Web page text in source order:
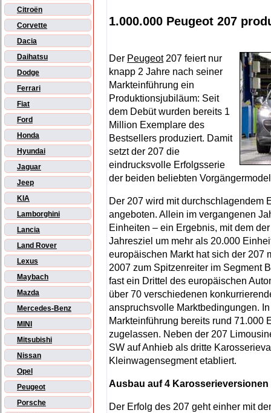
Citroën
Corvette
Dacia
Daihatsu
Dodge
Ferrari
Fiat
Ford
Honda
Hyundai
Jaguar
Jeep
KIA
Lamborghini
Lancia
Land Rover
Lexus
Maybach
Mazda
Mercedes-Benz
MINI
Mitsubishi
Nissan
Opel
Peugeot
Porsche
1.000.000 Peugeot 207
Der Peugeot207 feiert nur
knapp 2 Jahre nach seiner
Markteinführung ein
Produktionsjubiläum: Seit
dem Debüt wurden bereits 1
Million Exemplare des
Bestsellers produziert. Damit
setzt der 207 die
eindrucksvolle Erfolgsserie
der beiden beliebten
Der 207 wird mit durchschlagendem
angeboten. Allein im vergangenen
Einheiten – ein Ergebnis, mit dem
Jahresziel um mehr als 20.000
europäischen Markt hat sich der 207
2007 zum Spitzenreiter im Segment
fast ein Drittel des europäischen
über 70 verschiedenen
anspruchsvolle Marktbedingungen.
Markteinführung bereits rund 71.000
zugelassen. Neben der 207
SW auf Anhieb als dritte
Kleinwagensegment etabliert.
Ausbau auf 4 Karosserieversionen
Der Erfolg des 207 geht einher mit